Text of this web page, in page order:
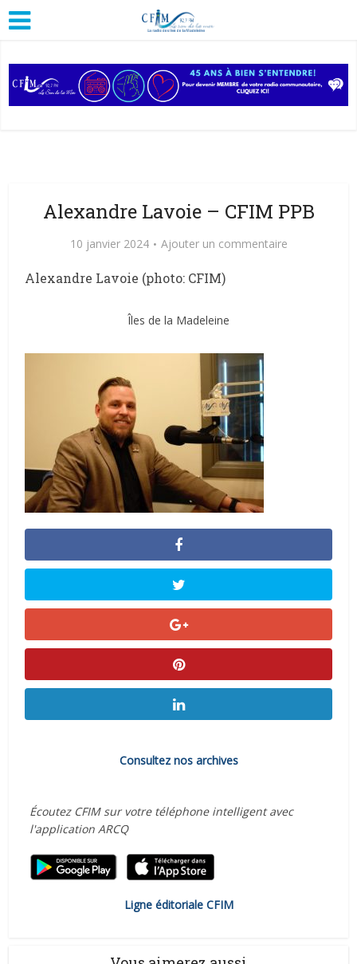
Alexandre Lavoie – CFIM PPB
10 janvier 2024 Ajouter un commentaire
Alexandre Lavoie (photo: CFIM)
Îles de la Madeleine
Consultez nos archives
Écoutez CFIM sur votre téléphone intelligent avec
l'application ARCQ
Ligne éditoriale CFIM